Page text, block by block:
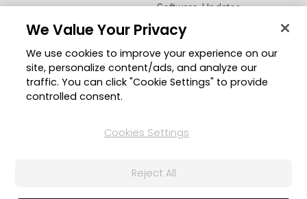
Software-Updates
Lernen + Wissen
Community
Mitgliederbereich
Blog
Region ändern
© 2026 CyberLink Corp. Alle Rechte vorbehalten.
We Value Your Privacy
We use cookies to improve your experience on our
site, personalize content/ads, and analyze our
traffic. You can click "Cookie Settings" to provide
controlled consent.
Cookies Settings
Reject All